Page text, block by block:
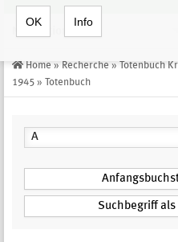
OK Info
Home » Recherche » Totenbuch
1945 » Totenbuch